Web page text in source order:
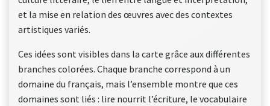
et la mise en relation des œuvres avec des contextes
artistiques variés.
Ces idées sont visibles dans la carte grâce aux différentes
branches colorées. Chaque branche correspond à un
domaine du français, mais l’ensemble montre que ces
domaines sont liés : lire nourrit l’écriture, le vocabulaire